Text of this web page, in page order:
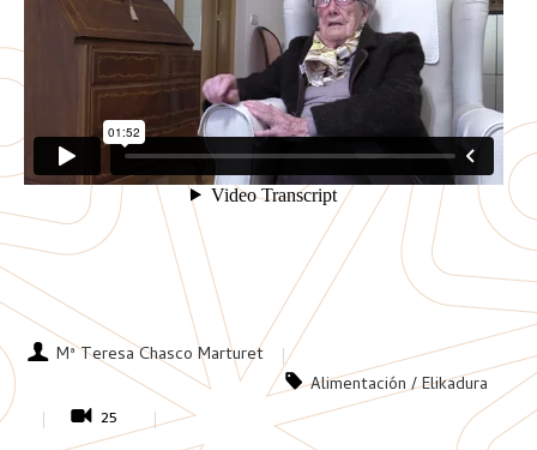
Mª Teresa Chasco Marturet
Alimentación / Elikadura
25